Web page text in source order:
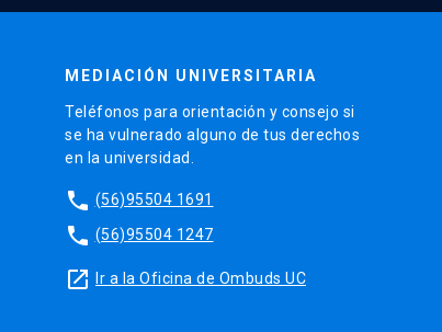
MEDIACIÓN UNIVERSITARIA
Teléfonos para orientación y consejo si
se ha vulnerado alguno de tus derechos
en la universidad.
phone (56)95504 1691
phone (56)95504 1247
launch Ir a la Oficina de Ombuds UC